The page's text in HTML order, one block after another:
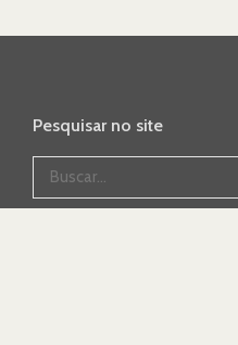
Pesquisar no site